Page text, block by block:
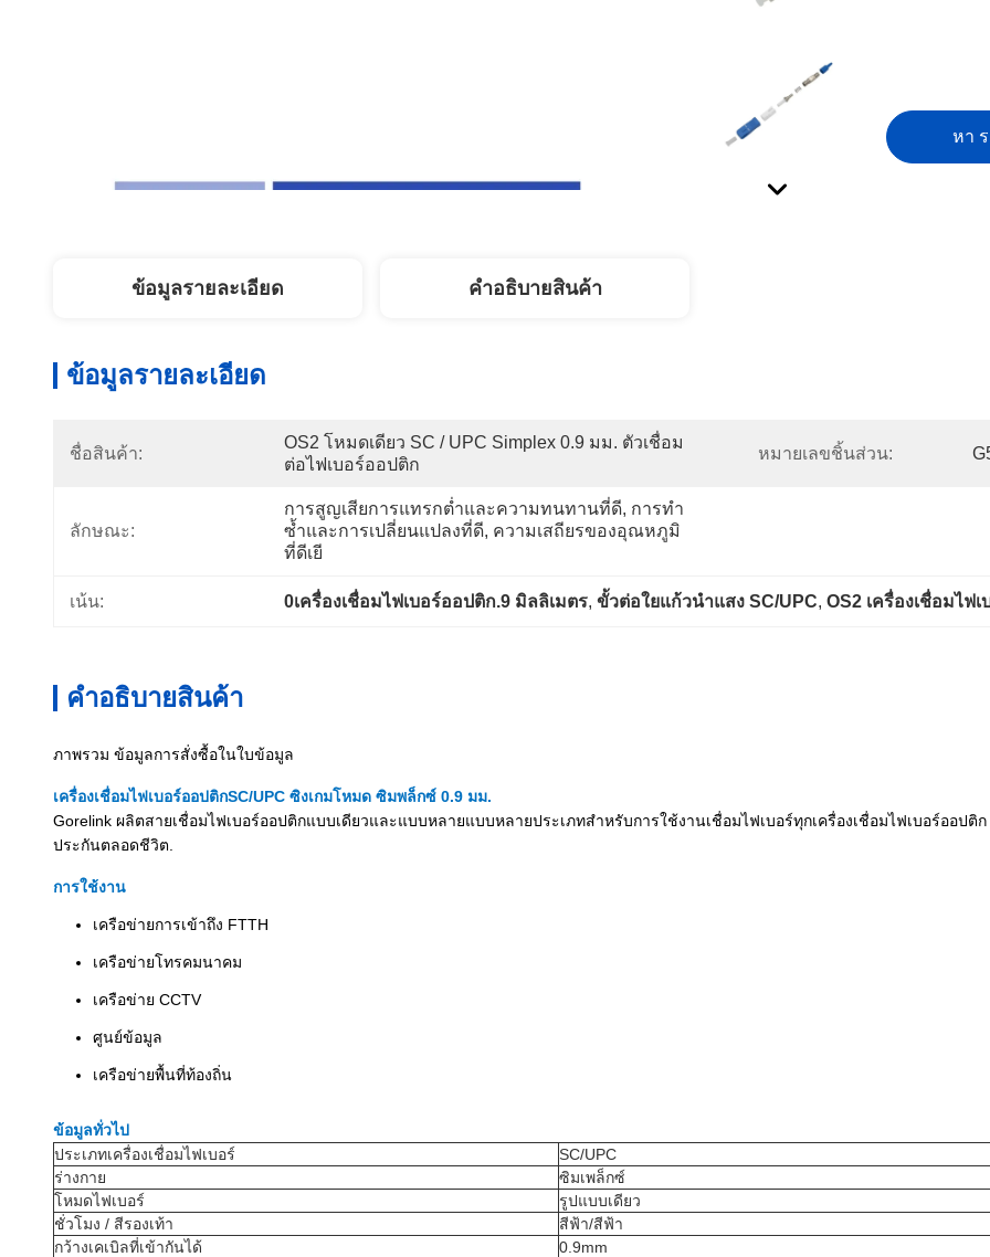
หา
ข้อมูลรายละเอียด คําอธิบายสินค้า
ข้อมูลรายละเอียด
ชื่อสินค้า:
OS2 โหมดเดียว SC / UPC Simplex 0.9 มม. ตัวเชื่อม
ต่อไฟเบอร์ออปติก
หมายเลขชิ้นส่วน:
ลักษณะ:
การสูญเสียการแทรกต่ำและความทนทานที่ดี, การทำ
ซ้ำและการเปลี่ยนแปลงที่ดี, ความเสถียรของอุณหภูมิ
ที่ดีเยี
เน้น: 0เครื่องเชื่อมไฟเบอร์ออปติก.9 มิลลิเมตร, ขั้วต่อใยแก้วนำแสง SC/UPC, OS2 เครื่องเชื่อมไฟ
คําอธิบายสินค้า
ภาพรวม ข้อมูลการสั่งซื้อในใบข้อมูล
เครื่องเชื่อมไฟเบอร์ออปติกSC/UPC ซิงเกมโหมด ซิมพล็กซ์ 0.9 มม.
Gorelink ผลิตสายเชื่อมไฟเบอร์ออปติกแบบเดียวและแบบหลายแบบหลายประเภทสําหรับการใช้งานเชื่อมไฟเบอร์ทุกเครื่องเชื่อมไฟเบอร์ออป
ประกันตลอดชีวิต.
การใช้งาน
เครือข่ายการเข้าถึง FTTH
เครือข่ายโทรคมนาคม
เครือข่าย CCTV
ศูนย์ข้อมูล
เครือข่ายพื้นที่ท้องถิ่น
ข้อมูลทั่วไป
ประเภทเครื่องเชื่อมไฟเบอร์
SC/UPC
ร่างกาย
ซิมเพล็กซ์
โหมดไฟเบอร์
รูปแบบเดียว
ชั่วโมง / สีรองเท้า
สีฟ้า/สีฟ้า
กว้างเคเบิลที่เข้ากันได้
0.9mm